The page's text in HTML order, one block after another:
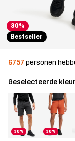
30%
Bestseller
6757 personen
Geselecteerde
30% 30%